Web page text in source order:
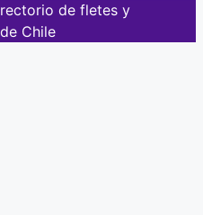
de fletes y
Chile